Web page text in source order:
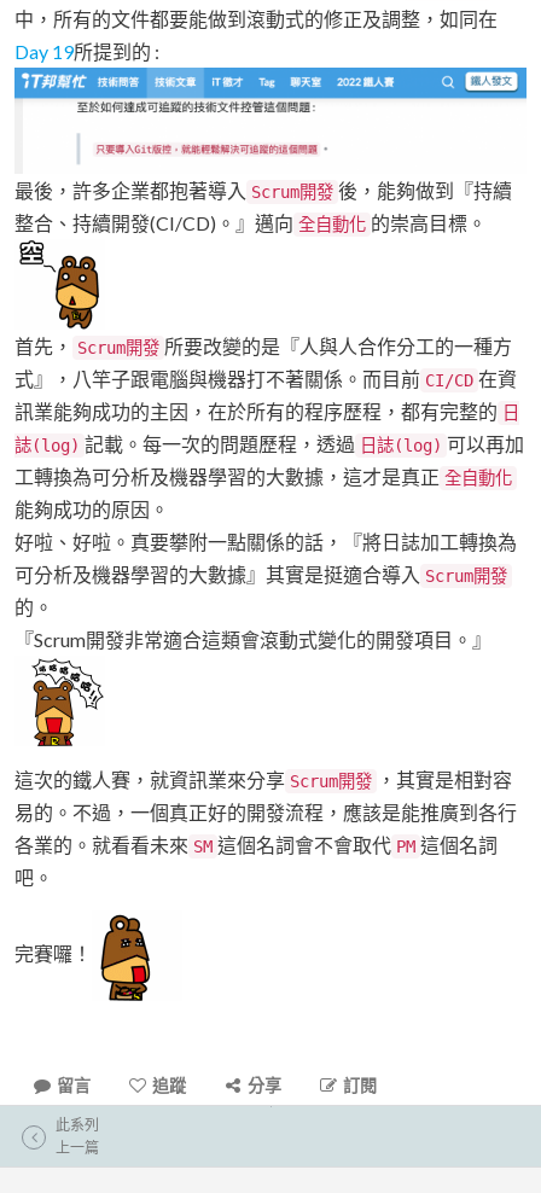
中，所有的文件都要能做到滾動式的修正及調整，如同在
Day 19所提到的 :
最後，許多企業都抱著導入 Scrum開發 後，能夠做到『持續
整合、持續開發(CI/CD)。』邁向 全自動化 的崇高目標。
首先， Scrum開發 所要改變的是『人與人合作分工的一種方
式』，八竿子跟電腦與機器打不著關係。而目前 CI/CD 在資
訊業能夠成功的主因，在於所有的程序歷程，都有完整的 日
誌(log) 記載。每一次的問題歷程，透過 日誌(log) 可以再加
工轉換為可分析及機器學習的大數據，這才是真正 全自動化
能夠成功的原因。
好啦、好啦。真要攀附一點關係的話，『將日誌加工轉換為
可分析及機器學習的大數據』其實是挺適合導入 Scrum開發
的。
『Scrum開發非常適合這類會滾動式變化的開發項目。』
這次的鐵人賽，就資訊業來分享 Scrum開發
，其實是相對容
易的。不過，一個真正好的開發流程，應該是能推廣到各行
各業的。就看看未來 SM 這個名詞會不會取代 PM 這個名詞
吧。
完賽囉！
留言 追蹤 分享 訂閱
此系列
上一篇